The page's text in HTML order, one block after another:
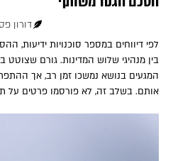
דורון
לפי דיווחים במספר סוכנויות ידיעות,
המגעים בנושא נמשכו זמן רב, אך
אותם. בשלב זה, לא פורסמו פרטים על